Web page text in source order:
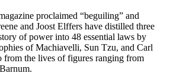
proclaimed “beguiling” and
and Joost Elffers have distilled three
of power into 48 essential laws by
of Machiavelli, Sun Tzu, and Carl
from the lives of figures ranging from